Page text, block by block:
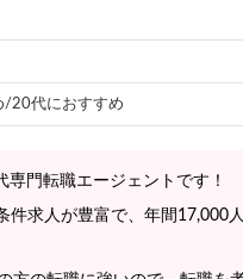
/20代におすすめ
門転職エージェントです！
求人が豊富で、年間17,000